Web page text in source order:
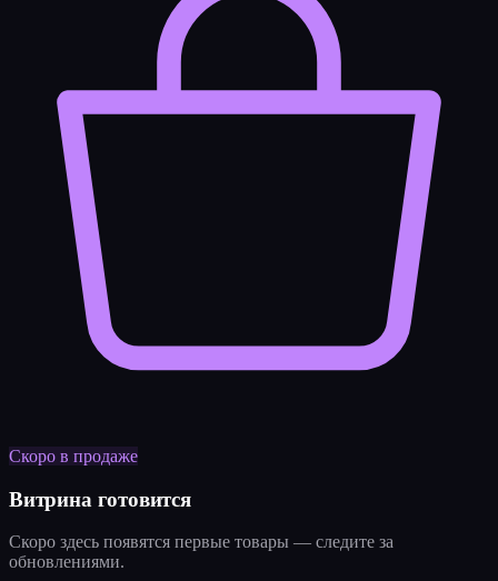
Скоро в продаже
Витрина готовится
Скоро здесь появятся первые товары — следите за
обновлениями.